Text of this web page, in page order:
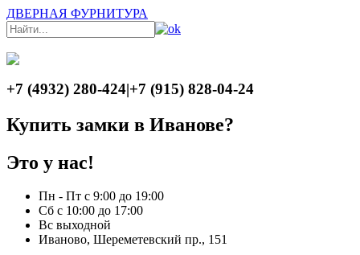
ДВЕРНАЯ ФУРНИТУРА
+7 (4932) 280-424|+7 (915) 828-04-24
Купить замки в Иванове?
Это у нас!
Пн - Пт с 9:00 до 19:00
Сб с 10:00 до 17:00
Вс выходной
Иваново, Шереметевский пр., 151